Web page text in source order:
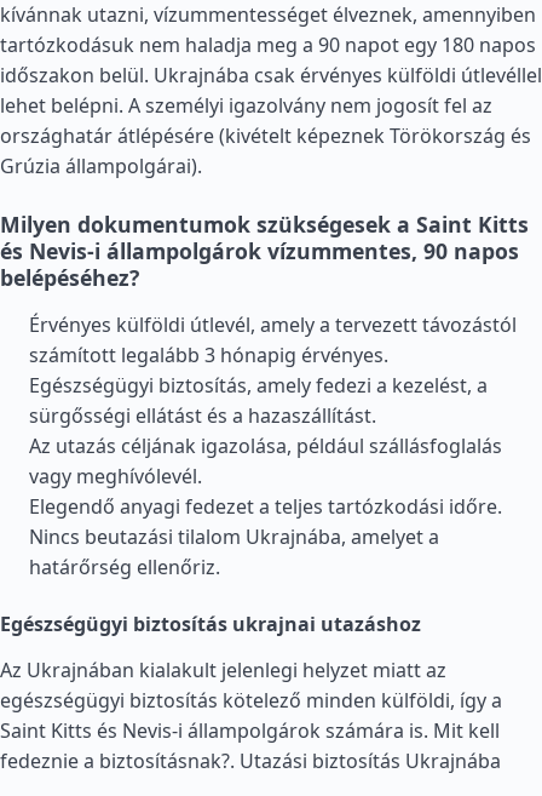
kívánnak utazni, vízummentességet élveznek, amennyiben
tartózkodásuk nem haladja meg a 90 napot egy 180 napos
időszakon belül. Ukrajnába csak érvényes külföldi útlevéllel
lehet belépni. A személyi igazolvány nem jogosít fel az
országhatár átlépésére (kivételt képeznek Törökország és
Grúzia állampolgárai).
Milyen dokumentumok szükségesek a Saint Kitts
és Nevis-i állampolgárok vízummentes, 90 napos
belépéséhez?
Érvényes külföldi útlevél, amely a tervezett távozástól
számított legalább 3 hónapig érvényes.
Egészségügyi biztosítás, amely fedezi a kezelést, a
sürgősségi ellátást és a hazaszállítást.
Az utazás céljának igazolása, például szállásfoglalás
vagy meghívólevél.
Elegendő anyagi fedezet a teljes tartózkodási időre.
Nincs beutazási tilalom Ukrajnába, amelyet a
határőrség ellenőriz.
Egészségügyi biztosítás ukrajnai utazáshoz
Az Ukrajnában kialakult jelenlegi helyzet miatt az
egészségügyi biztosítás kötelező minden külföldi, így a
Saint Kitts és Nevis-i állampolgárok számára is. Mit kell
fedeznie a biztosításnak?. Utazási biztosítás Ukrajnába